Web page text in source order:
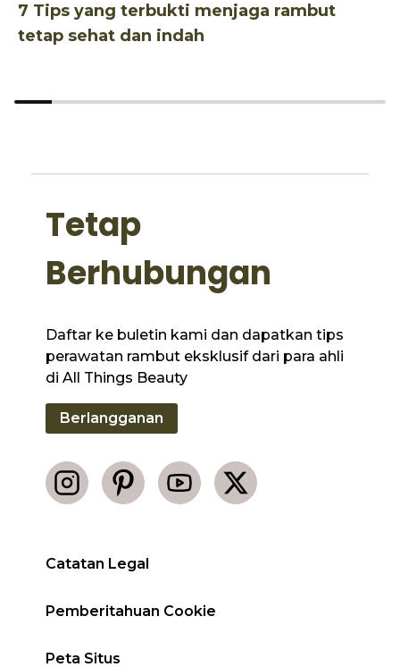
7 Tips yang terbukti menjaga rambut
tetap sehat dan indah
Catatan Legal
Pemberitahuan Cookie
Peta Situs
Tetap
Berhubungan
Daftar ke buletin kami dan dapatkan tips
perawatan rambut eksklusif dari para ahli
di All Things Beauty
Berlangganan